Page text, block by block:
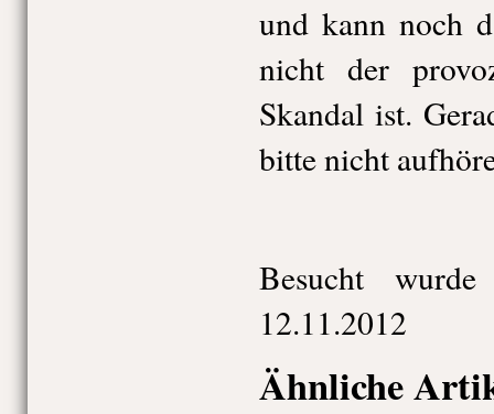
und kann noch
nicht der
Skandal ist.
bitte nicht
Besucht
12.11.2012
Ähnliche